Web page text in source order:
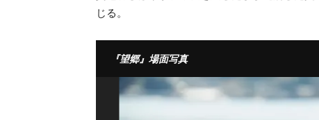
じる。
『望郷』場面写真